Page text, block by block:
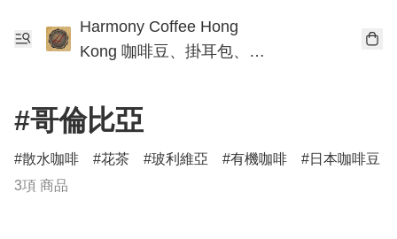
Harmony Coffee Hong
Kong 咖啡豆、掛耳包、手
#哥倫比亞
散水咖啡 花茶 玻利維亞 有機咖啡
日本咖啡豆
3項 商品